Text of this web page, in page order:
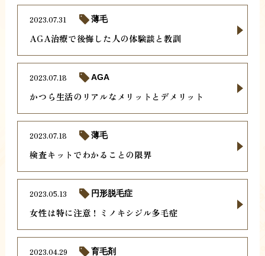
AGA治療で後悔した人の体験談と教訓
2023.07.31 薄毛
かつら生活のリアルなメリットとデメリット
2023.07.18 AGA
検査キットでわかることの限界
2023.07.18 薄毛
女性は特に注意！ミノキシジル多毛症
2023.05.13 円形脱毛症
2023.04.29 育毛剤